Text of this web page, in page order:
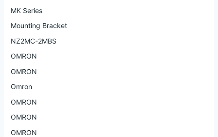
MK Series
Mounting Bracket
NZ2MC-2MBS
OMRON
OMRON
Omron
OMRON
OMRON
OMRON